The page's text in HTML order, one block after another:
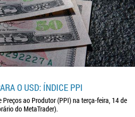
O USD: ÍNDICE PPI
Preços ao Produtor (PPI) na terça-feira, 14 de
do MetaTrader).